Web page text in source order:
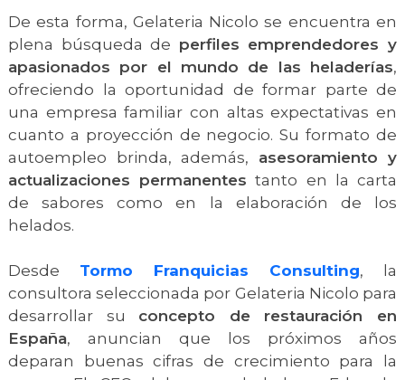
De esta forma, Gelateria Nicolo se encuentra en
plena búsqueda de perfiles emprendedores y
apasionados por el mundo de las heladerías,
ofreciendo la oportunidad de formar parte de
una empresa familiar con altas expectativas en
cuanto a proyección de negocio. Su formato de
autoempleo brinda, además, asesoramiento y
actualizaciones permanentes tanto en la carta
de sabores como en la elaboración de los
helados.
Desde Tormo Franquicias Consulting, la
consultora seleccionada por Gelateria Nicolo para
desarrollar su concepto de restauración en
España, anuncian que los próximos años
deparan buenas cifras de crecimiento para la